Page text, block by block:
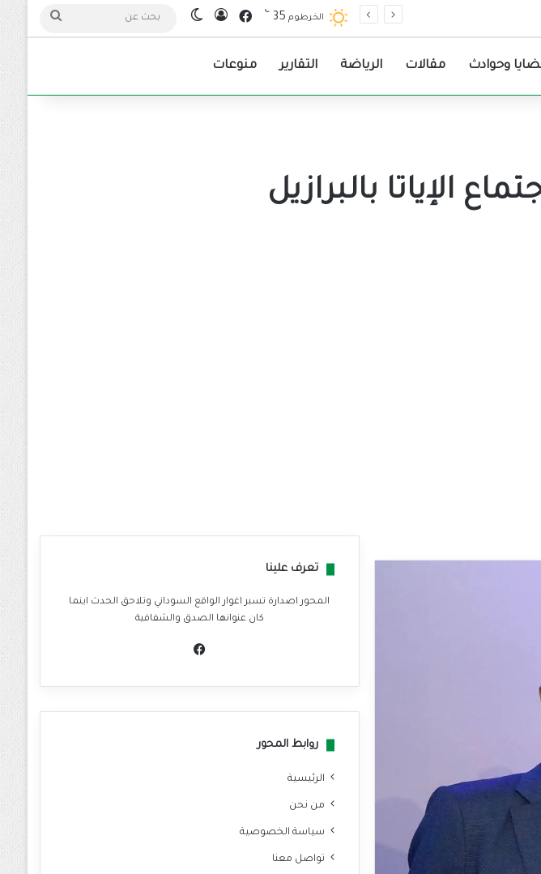
الخرطوم 35
℃ فيسبوكتسجيل الدخول
الوضع المظلم
وحوادث مقالات الرياضة التقارير منوعات
الإياتا بالبرازيل
تعرف علينا
المحور اصدارة تسبر اغوار الواقع السوداني وتلاحق الحدث اينما
كان عنوانها الصدق والشفافية
وك
روابط المحور
الرئيسية
من نحن
سياسة الخصوصية
تواصل معنا